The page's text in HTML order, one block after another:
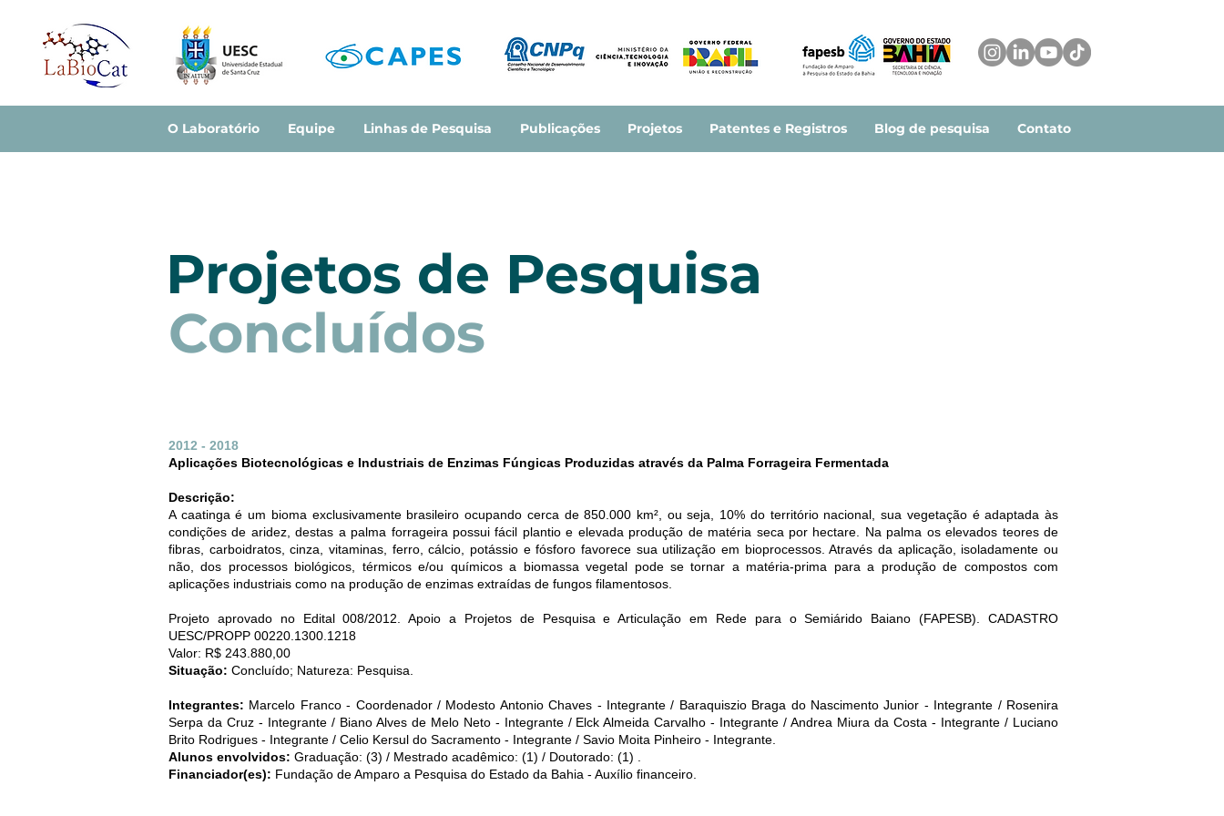
O Laboratório Equipe Linhas de Pesquisa Publicações Projetos Patentes e Registros Blog de pesquisa Contato
Projetos de Pesquisa
Concluídos
2012 - 2018
Aplicações Biotecnológicas e Industriais de Enzimas Fúngicas Produzidas através da Palma Forrageira Fermentada
Descrição:
A caatinga é um bioma exclusivamente brasileiro ocupando cerca de 850.000 km², ou seja, 10% do território nacional, sua vegetação é adaptada às
condições de aridez, destas a palma forrageira possui fácil plantio e elevada produção de matéria seca por hectare. Na palma os elevados teores de
fibras, carboidratos, cinza, vitaminas, ferro, cálcio, potássio e fósforo favorece sua utilização em bioprocessos. Através da aplicação, isoladamente ou
não, dos processos biológicos, térmicos e/ou químicos a biomassa vegetal pode se tornar a matéria-prima para a produção de compostos com
aplicações industriais como na produção de enzimas extraídas de fungos filamentosos.
Projeto aprovado no Edital 008/2012. Apoio a Projetos de Pesquisa e Articulação em Rede para o Semiárido Baiano (FAPESB). CADASTRO
UESC/PROPP 00220.1300.1218
Valor: R$ 243.880,00
Situação: Concluído; Natureza: Pesquisa.
Integrantes: Marcelo Franco - Coordenador / Modesto Antonio Chaves - Integrante / Baraquiszio Braga do Nascimento Junior - Integrante / Rosenira
Serpa da Cruz - Integrante / Biano Alves de Melo Neto - Integrante / Elck Almeida Carvalho - Integrante / Andrea Miura da Costa - Integrante / Luciano
Brito Rodrigues - Integrante / Celio Kersul do Sacramento - Integrante / Savio Moita Pinheiro - Integrante.
Alunos envolvidos: Graduação: (3) / Mestrado acadêmico: (1) / Doutorado: (1) .
Financiador(es): Fundação de Amparo a Pesquisa do Estado da Bahia - Auxílio financeiro.